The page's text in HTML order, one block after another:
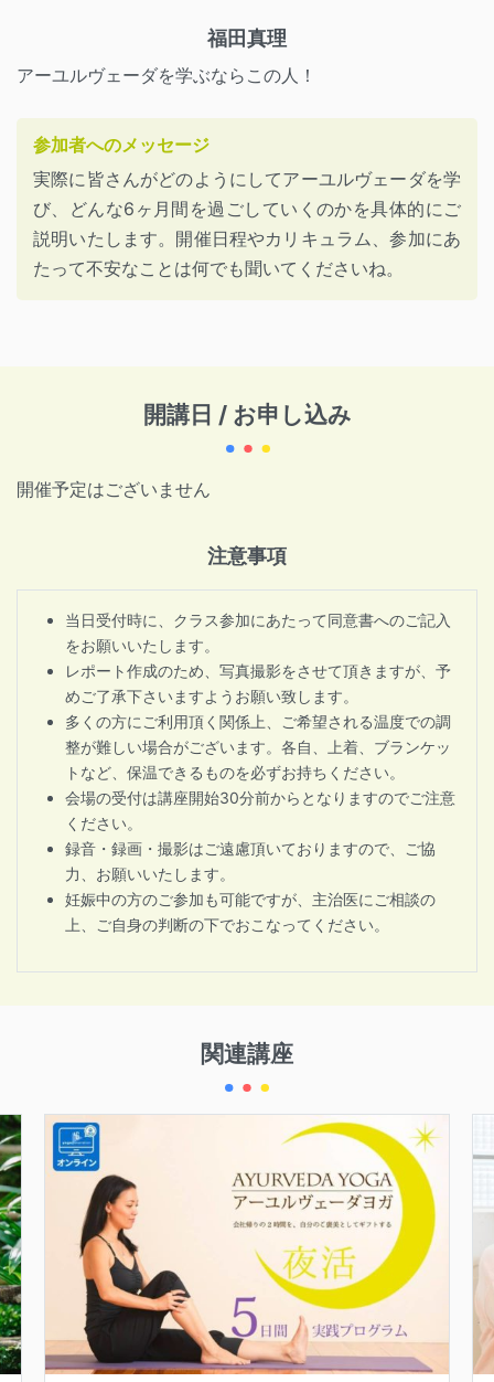
福田真理
アーユルヴェーダを学ぶならこの人！
参加者へのメッセージ
実際に皆さんがどのようにしてアーユルヴェーダを学
び、どんな6ヶ月間を過ごしていくのかを具体的にご
説明いたします。開催日程やカリキュラム、参加にあ
たって不安なことは何でも聞いてくださいね。
開講日 / お申し込み
開催予定はございません
注意事項
当日受付時に、クラス参加にあたって同意書へのご記入
をお願いいたします。
レポート作成のため、写真撮影をさせて頂きますが、予
めご了承下さいますようお願い致します。
多くの方にご利用頂く関係上、ご希望される温度での調
整が難しい場合がございます。各自、上着、ブランケッ
トなど、保温できるものを必ずお持ちください。
会場の受付は講座開始30分前からとなりますのでご注意
ください。
録音・録画・撮影はご遠慮頂いておりますので、ご協
力、お願いいたします。
妊娠中の方のご参加も可能ですが、主治医にご相談の
上、ご自身の判断の下でおこなってください。
関連講座